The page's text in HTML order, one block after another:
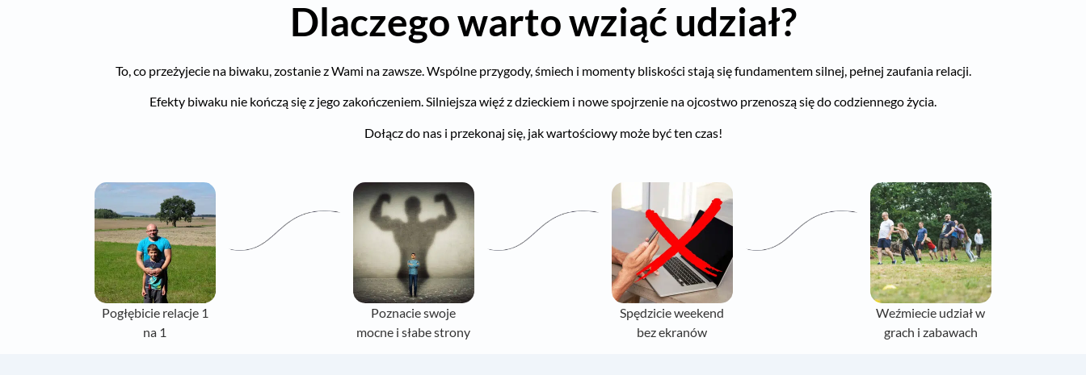
Dlaczego warto wziąć udział?
To, co przeżyjecie na biwaku, zostanie z Wami na zawsze. Wspólne przygody, śmiech i momenty bliskości stają się fundamentem silnej, pełnej zaufania relacji.
Efekty biwaku nie kończą się z jego zakończeniem. Silniejsza więź z dzieckiem i nowe spojrzenie na ojcostwo przenoszą się do codziennego życia.
Dołącz do nas i przekonaj się, jak wartościowy może być ten czas!
Pogłębicie relacje 1
na 1
Poznacie swoje
mocne i słabe strony
Spędzicie weekend
bez ekranów
Weźmiecie udział w
grach i zabawach